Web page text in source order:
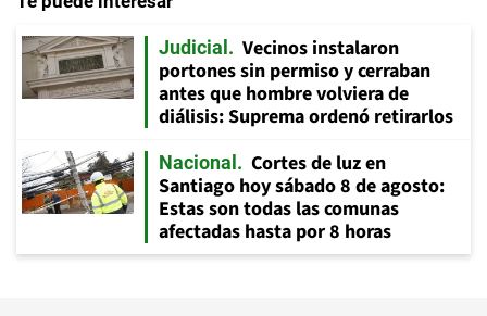
Judicial
Vecinos instalaron
portones sin permiso y cerraban
antes que hombre volviera de
diálisis: Suprema ordenó retirarlos
Nacional
Cortes de luz en
Santiago hoy sábado 8 de agosto:
Estas son todas las comunas
afectadas hasta por 8 horas